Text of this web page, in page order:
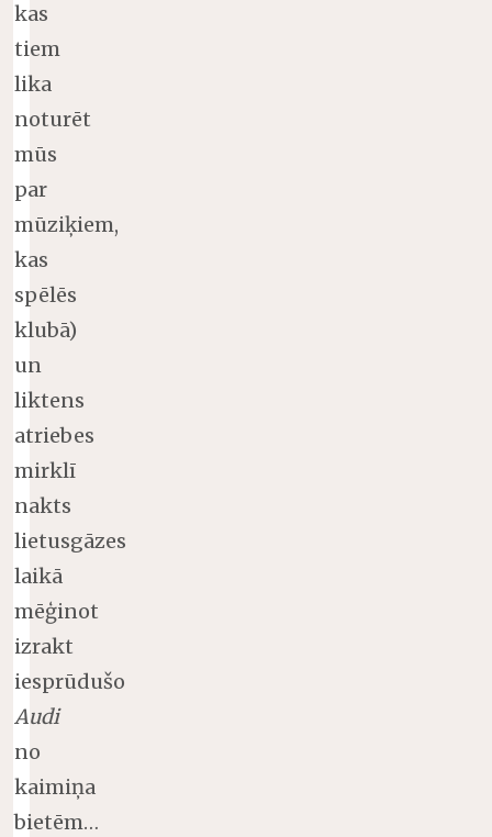
kas
tiem
lika
noturēt
mūs
par
mūziķiem,
kas
spēlēs
klubā)
un
liktens
atriebes
mirklī
nakts
lietusgāzes
laikā
mēģinot
izrakt
iesprūdušo
Audi
no
kaimiņa
bietēm…